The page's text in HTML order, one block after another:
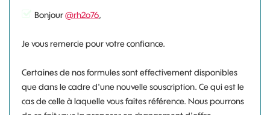
Bonjour@rh2o76,
Je vous remercie pour votre confiance.
Certaines de nos formules sont effectivement disponibles
que dans le cadre d'une nouvelle souscription. Ce qui est le
cas de celle à laquelle vous faites référence. Nous pourrons